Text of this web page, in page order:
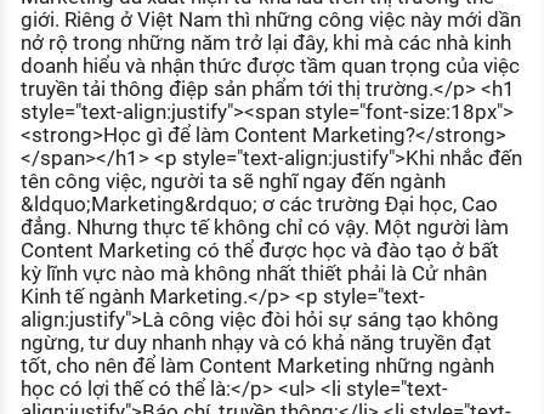
giới. Riêng ở Việt Nam thì những công việc này mới dần
nở rộ trong những năm trở lại đây, khi mà các nhà kinh
doanh hiểu và nhận thức được tầm quan trọng của việc
truyền tải thông điệp sản phẩm tới thị trường.</p> <h1
style="text-align:justify"><span style="font-size:18px">
<strong>Học gì để làm Content Marketing?</strong>
</span></h1> <p style="text-align:justify">Khi nhắc đến
tên công việc, người ta sẽ nghĩ ngay đến ngành
&ldquo;Marketing&rdquo; ơ các trường Đại học, Cao
đẳng. Nhưng thực tế không chỉ có vậy. Một người làm
Content Marketing có thể được học và đào tạo ở bất
kỳ lĩnh vực nào mà không nhất thiết phải là Cử nhân
Kinh tế ngành Marketing.</p> <p style="text-
align:justify">Là công việc đòi hỏi sự sáng tạo không
ngừng, tư duy nhanh nhạy và có khả năng truyền đạt
tốt, cho nên để làm Content Marketing những ngành
học có lợi thế có thể là:</p> <ul> <li style="text-